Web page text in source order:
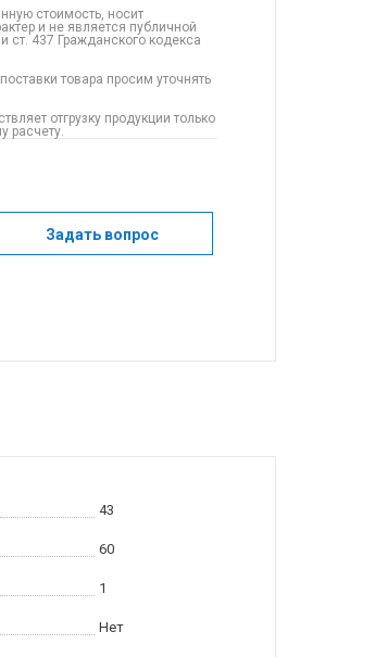
стоимость, носит
и не является публичной
437 Гражданского кодекса
товара просим уточнять
отгрузку продукции только
расчету.
Задать вопрос
43
60
1
Нет